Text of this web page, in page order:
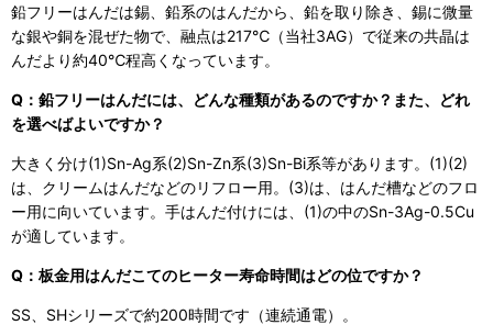
鉛フリーはんだは錫、鉛系のはんだから、鉛を取り除き、錫に微量
な銀や銅を混ぜた物で、融点は217℃（当社3AG）で従来の共晶は
んだより約40℃程高くなっています。
Q：鉛フリーはんだには、どんな種類があるのですか？また、どれ
を選べばよいですか？
大きく分け(1)Sn-Ag系(2)Sn-Zn系(3)Sn-Bi系等があります。(1)(2)
は、クリームはんだなどのリフロー用。(3)は、はんだ槽などのフロ
ー用に向いています。手はんだ付けには、(1)の中のSn-3Ag-0.5Cu
が適しています。
Q：板金用はんだこてのヒーター寿命時間はどの位ですか？
SS、SHシリーズで約200時間です（連続通電）。